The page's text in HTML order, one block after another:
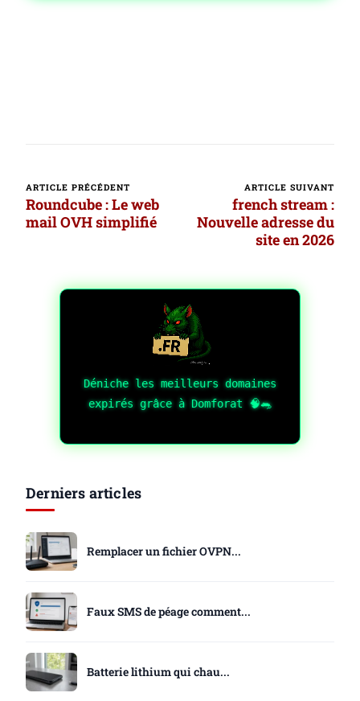
Navigation
d’article
ARTICLE PRÉCÉDENT
Roundcube : Le web
mail OVH simplifié
ARTICLE SUIVANT
french stream :
Nouvelle adresse du
site en 2026
Déniche les meilleurs domaines
expirés grâce à Domforat 🧠🐀
Derniers articles
Remplacer un fichier OVPN...
Faux SMS de péage comment...
Batterie lithium qui chau...